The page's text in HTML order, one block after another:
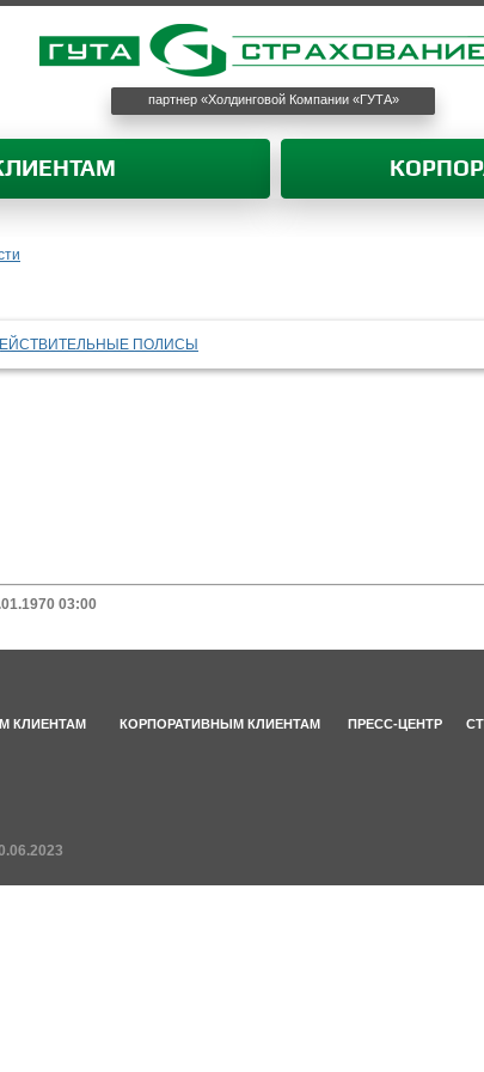
партнер «Холдинговой Компании «ГУТА»
ПОЛИСЫ
03:00
КЛИЕНТАМ КОРПОРАТИВНЫМ КЛИЕНТАМ ПРЕСС-ЦЕНТР